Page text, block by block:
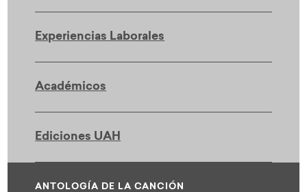
Experiencias Laborales
Académicos
Ediciones UAH
ANTOLOGÍA DE LA CANCIÓN